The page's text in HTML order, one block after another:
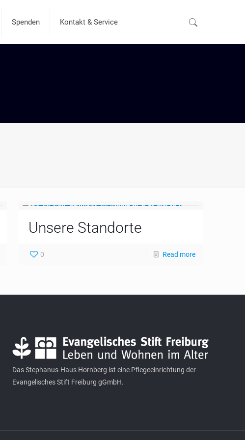
Spenden Kontakt & Service
Unsere Standorte
0 Read more
Das Stephanus-Haus Hornberg ist eine Pflegeeinrichtung der
Evangelisches Stift Freiburg gGmbH.